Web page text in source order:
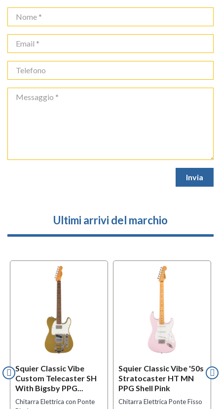
Ultimi arrivi del marchio
Squier Classic Vibe
Custom Telecaster SH
With Bigsby PPG...
Chitarra Elettrica con Ponte
Squier Classic Vibe '50s
Stratocaster HT MN
PPG Shell Pink
Chitarra Elettrica Ponte Fisso